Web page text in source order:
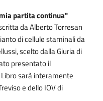
mia partita continua"
da Alberto Torresan
di cellule staminali da
scelto dalla Giuria di
presentato il
sarà interamente
e dello IOV di